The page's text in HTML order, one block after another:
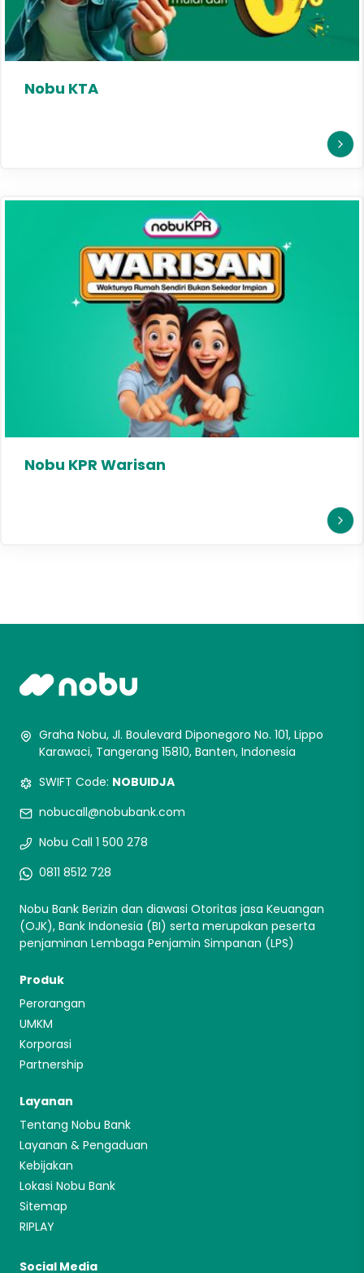
Nobu KTA
Nobu KPR Warisan
Graha Nobu, Jl. Boulevard Diponegoro No. 101, Lippo
Karawaci, Tangerang 15810, Banten, Indonesia
SWIFT Code: NOBUIDJA
nobucall@nobubank.com
Nobu Call 1 500 278
0811 8512 728
Nobu Bank Berizin dan diawasi Otoritas jasa Keuangan
(OJK), Bank Indonesia (BI) serta merupakan peserta
penjaminan Lembaga Penjamin Simpanan (LPS)
Produk
Perorangan
UMKM
Korporasi
Partnership
Layanan
Tentang Nobu Bank
Layanan & Pengaduan
Kebijakan
Lokasi Nobu Bank
Sitemap
RIPLAY
Social Media